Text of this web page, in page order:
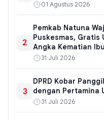
01 Agustus 2026
2
Pemkab Natuna
Puskesmas, Gratis
Angka Kematian
31 Juli 2026
3
DPRD Kobar
dengan Pertamina
31 Juli 2026